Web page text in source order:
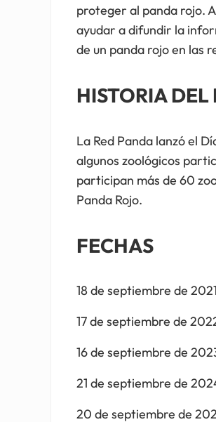
proteger al panda rojo.
ayudar a difundir la
de un panda rojo en las
HISTORIA
La Red Panda lanzó el
algunos zoológicos
participan más de 60
Panda Rojo.
FECHAS
18 de septiembre de 2021
17 de septiembre de
16 de septiembre de
21 de septiembre de
20 de septiembre de